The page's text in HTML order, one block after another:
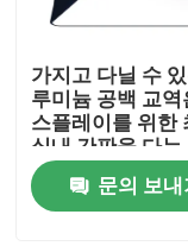
가지고 다닐 수
루미늄 공백 교역
스플레이를 위한
실내 간판을 다는
여줍니다
문의 보내